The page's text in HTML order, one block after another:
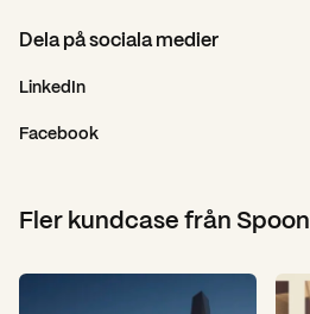
Dela på sociala medier
LinkedIn
Facebook
Fler kundcase från Spoon